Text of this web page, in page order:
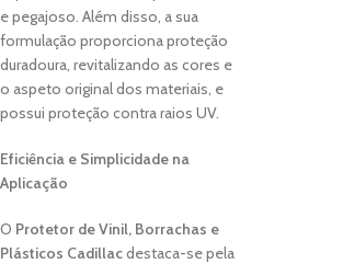
e pegajoso. Além disso, a sua
formulação proporciona proteção
duradoura, revitalizando as cores e
o aspeto original dos materiais, e
possui proteção contra raios UV.
Eficiência e Simplicidade na
Aplicação
O Protetor de Vinil, Borrachas e
Plásticos Cadillacdestaca-se pela